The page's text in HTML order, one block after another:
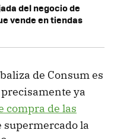
del negocio de
vende en tiendas
de Consum es
precisamente ya
compra de las
supermercado la